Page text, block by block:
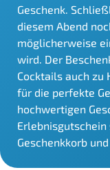
Geschenk.
diesem Abend
möglicherweise
wird. Der
Cocktails auch zu
für die perfekte
hochwertigen
Erlebnisgutschein
Geschenkkorb